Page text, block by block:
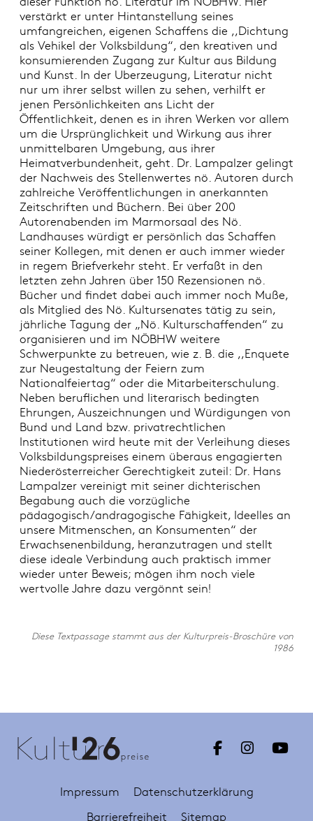
verstärkt er unter Hintanstellung seines
umfangreichen, eigenen Schaffens die ,,Dichtung
als Vehikel der Volksbildung“, den kreativen und
konsumierenden Zugang zur Kultur aus Bildung
und Kunst. In der Uberzeugung, Literatur nicht
nur um ihrer selbst willen zu sehen, verhilft er
jenen Persönlichkeiten ans Licht der
Öffentlichkeit, denen es in ihren Werken vor allem
um die Ursprünglichkeit und Wirkung aus ihrer
unmittelbaren Umgebung, aus ihrer
Heimatverbundenheit, geht. Dr. Lampalzer gelingt
der Nachweis des Stellenwertes nö. Autoren durch
zahlreiche Veröffentlichungen in anerkannten
Zeitschriften und Büchern. Bei über 200
Autorenabenden im Marmorsaal des Nö.
Landhauses würdigt er persönlich das Schaffen
seiner Kollegen, mit denen er auch immer wieder
in regem Briefverkehr steht. Er verfaßt in den
letzten zehn Jahren über 150 Rezensionen nö.
Bücher und findet dabei auch immer noch Muße,
als Mitglied des Nö. Kultursenates tätig zu sein,
jährliche Tagung der „Nö. Kulturschaffenden“ zu
organisieren und im NÖBHW weitere
Schwerpunkte zu betreuen, wie z. B. die ,,Enquete
zur Neugestaltung der Feiern zum
Nationalfeiertag“ oder die Mitarbeiterschulung.
Neben beruflichen und literarisch bedingten
Ehrungen, Auszeichnungen und Würdigungen von
Bund und Land bzw. privatrechtlichen
Institutionen wird heute mit der Verleihung dieses
Volksbildungspreises einem überaus engagierten
Niederösterreicher Gerechtigkeit zuteil: Dr. Hans
Lampalzer vereinigt mit seiner dichterischen
Begabung auch die vorzügliche
pädagogisch/andragogische Fähigkeit, Ideelles an
unsere Mitmenschen, an Konsumenten“ der
Erwachsenenbildung, heranzutragen und stellt
diese ideale Verbindung auch praktisch immer
wieder unter Beweis; mögen ihm noch viele
wertvolle Jahre dazu vergönnt sein!
Diese Textpassage stammt aus der Kulturpreis-Broschüre von
1986
Impressum
Datenschutzerklärung
Barrierefreiheit
Sitemap